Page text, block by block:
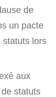
de
un pacte
statuts lors
aux
statuts